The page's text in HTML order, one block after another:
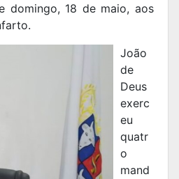
domingo, 18 de maio, aos
João
de
Deus
exerc
eu
quatr
o
mand